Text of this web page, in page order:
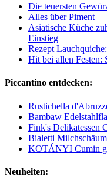
Die teuersten
Alles über Piment
Asiatische Küche
Einstieg
Rezept
Hit bei allen Festen:
Piccantino entdecken:
Rustichella
Bambaw
Fink's Delikatessen
Bialetti
KOTÁNYI Cumin
Neuheiten: